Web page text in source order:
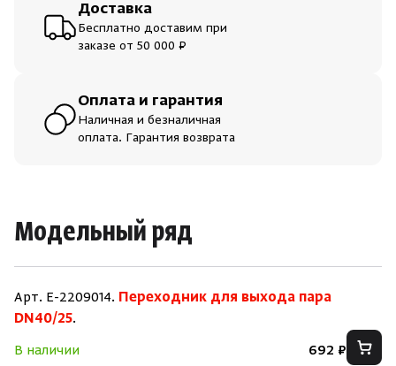
ПародушевыеДоставка
Бесплатно доставим при
заказе от 50 000 ₽
Оплата и гарантия
Наличная и безналичная
оплата. Гарантия возврата
Модельный ряд
Арт. E-2209014. Переходник для выхода пара
DN40/25.
В наличии
692 ₽